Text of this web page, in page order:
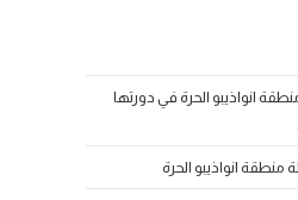
انواذيبو الحرة في دورتها
انواذيبو الحرة